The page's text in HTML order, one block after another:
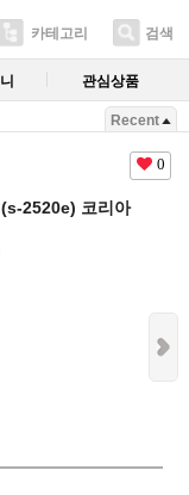
카테고리 검색
관심상품
Recent
0
2520e) 코리아